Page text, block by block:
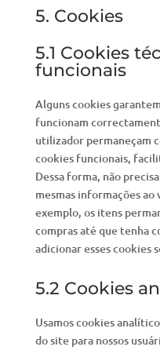
5. Cookies
5.1 Cookies
funcionais
Alguns cookies
funcionam
utilizador permaneçam
cookies funcionais,
Dessa forma, não
mesmas informações
exemplo, os itens
compras até que tenha
adicionar esses cookies
5.2 Cookies
Usamos cookies
do site para nossos